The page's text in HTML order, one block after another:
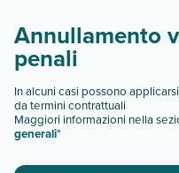
Annullamento
penali
In alcuni casi possono
da termini contrattuali
Maggiori informazioni nella
generali"